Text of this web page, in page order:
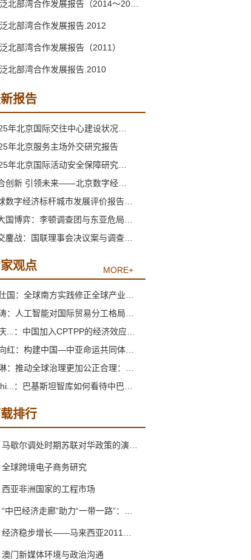
泛北部湾合作发展报告（2014～2015）
泛北部湾合作发展报告.2012
泛北部湾合作发展报告（2011）
泛北部湾合作发展报告.2010
报告
年北京服务主场外交研究报告
观点 MORE+
排行
马歇尔调处时期苏联对华政策的演变（1945年12月～1947年1月）
全球跨境电子商务研究
西亚非洲国家的工程市场
“中巴经济走廊”助力“一带一路”：机遇与挑战
经济稳步增长——马来西亚2011～2012年经济发展回顾与展望
澳门新媒体环境与政治沟通